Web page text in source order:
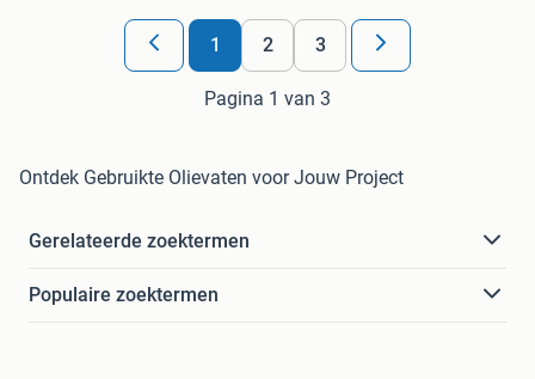
1 2 3
Pagina 1 van 3
Ontdek Gebruikte Olievaten voor Jouw Project
Gerelateerde zoektermen
Populaire zoektermen